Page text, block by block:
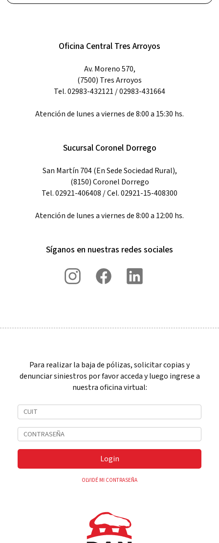
Oficina Central Tres Arroyos
Av. Moreno 570,
(7500) Tres Arroyos
Tel. 02983-432121 / 02983-431664
Atención de lunes a viernes de 8:00 a 15:30 hs.
Sucursal Coronel Dorrego
San Martín 704 (En Sede Sociedad Rural),
(8150) Coronel Dorrego
Tel. 02921-406408 / Cel. 02921-15-408300
Atención de lunes a viernes de 8:00 a 12:00 hs.
Síganos en nuestras redes sociales
Para realizar la baja de pólizas, solicitar copias y
denunciar siniestros por favor acceda y luego ingrese a
nuestra oficina virtual:
Login
OLVIDÉ MI CONTRASEÑA